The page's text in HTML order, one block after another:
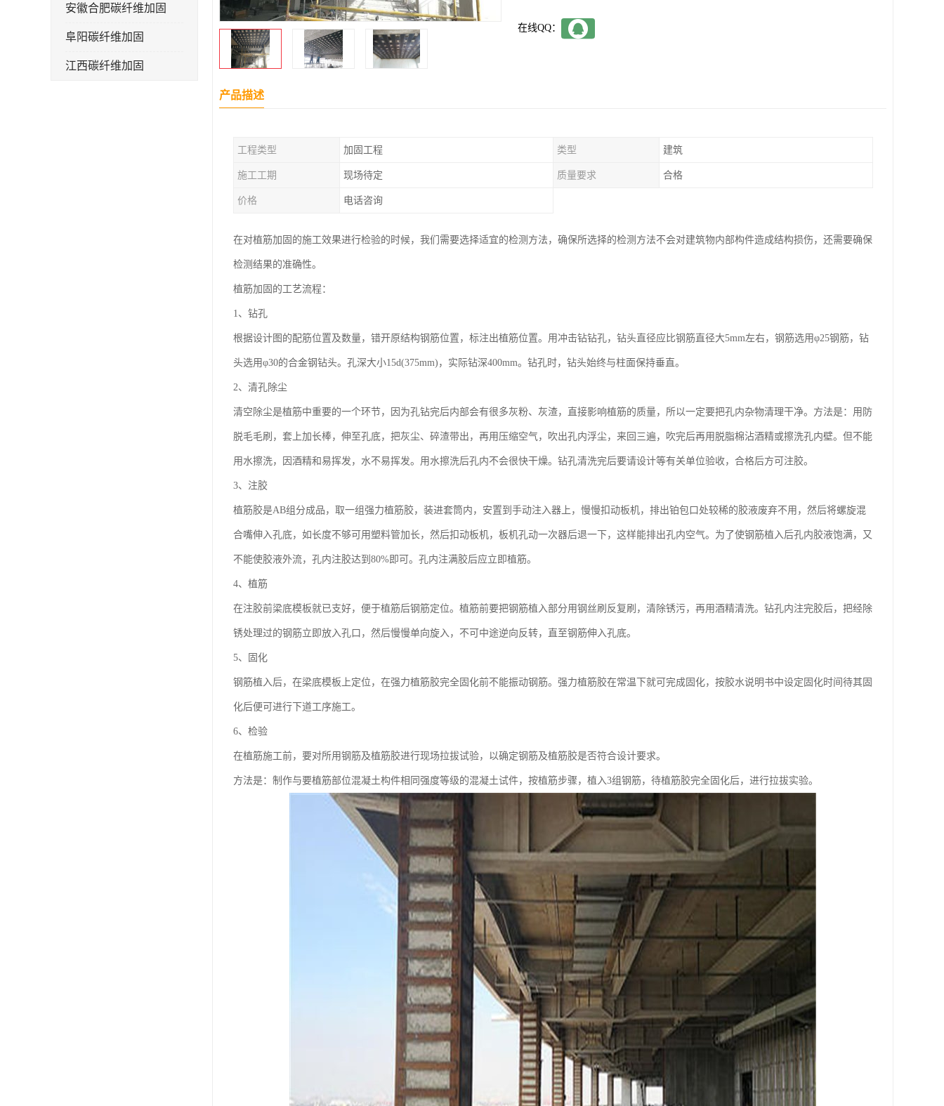
安徽合肥碳纤维加固
阜阳碳纤维加固
江西碳纤维加固
在线QQ：
产品描述
工程类型 加固工程 类型 建筑
施工工期 现场待定 质量要求 合格
价格 电话咨询
在对植筋加固的施工效果进行检验的时候，我们需要选择适宜的检测方法，确保所选择的检测方法不会对建筑物内部构件造成结构损伤，还需要确保
检测结果的准确性。
植筋加固的工艺流程：
1、钻孔
根据设计图的配筋位置及数量，错开原结构钢筋位置，标注出植筋位置。用冲击钻钻孔，钻头直径应比钢筋直径大5mm左右，钢筋选用φ25钢筋，钻
头选用φ30的合金钢钻头。孔深大小15d(375mm)，实际钻深400mm。钻孔时，钻头始终与柱面保持垂直。
2、清孔除尘
清空除尘是植筋中重要的一个环节，因为孔钻完后内部会有很多灰粉、灰渣，直接影响植筋的质量，所以一定要把孔内杂物清理干净。方法是：用防
脱毛毛刷，套上加长棒，伸至孔底，把灰尘、碎渣带出，再用压缩空气，吹出孔内浮尘，来回三遍，吹完后再用脱脂棉沾酒精或擦洗孔内壁。但不能
用水擦洗，因酒精和易挥发，水不易挥发。用水擦洗后孔内不会很快干燥。钻孔清洗完后要请设计等有关单位验收，合格后方可注胶。
3、注胶
植筋胶是AB组分成品，取一组强力植筋胶，装进套筒内，安置到手动注入器上，慢慢扣动板机，排出铂包口处较稀的胶液废弃不用，然后将螺旋混
合嘴伸入孔底，如长度不够可用塑料管加长，然后扣动板机，板机孔动一次器后退一下，这样能排出孔内空气。为了使钢筋植入后孔内胶液饱满，又
不能使胶液外流，孔内注胶达到80%即可。孔内注满胶后应立即植筋。
4、植筋
在注胶前梁底模板就已支好，便于植筋后钢筋定位。植筋前要把钢筋植入部分用钢丝刷反复刷，清除锈污，再用酒精清洗。钻孔内注完胶后，把经除
锈处理过的钢筋立即放入孔口，然后慢慢单向旋入，不可中途逆向反转，直至钢筋伸入孔底。
5、固化
钢筋植入后，在梁底模板上定位，在强力植筋胶完全固化前不能振动钢筋。强力植筋胶在常温下就可完成固化，按胶水说明书中设定固化时间待其固
化后便可进行下道工序施工。
6、检验
在植筋施工前，要对所用钢筋及植筋胶进行现场拉拔试验，以确定钢筋及植筋胶是否符合设计要求。
方法是：制作与要植筋部位混凝土构件相同强度等级的混凝土试件，按植筋步骤，植入3组钢筋，待植筋胶完全固化后，进行拉拔实验。